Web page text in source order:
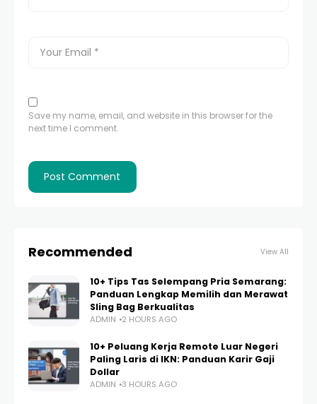
Save my name, email, and website in this browser for the
next time I comment.
Recommended View All
10+ Tips Tas Selempang Pria Semarang:
Panduan Lengkap Memilih dan Merawat
Sling Bag Berkualitas
ADMIN 2 HOURS AGO
10+ Peluang Kerja Remote Luar Negeri
Paling Laris di IKN: Panduan Karir Gaji
Dollar
ADMIN 3 HOURS AGO